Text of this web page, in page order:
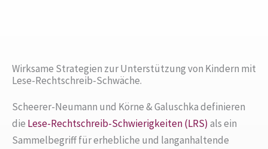
Wirksame Strategien zur Unterstützung von Kindern mit
Lese-Rechtschreib-Schwäche.
Scheerer-Neumann und Körne & Galuschka definieren
die Lese-Rechtschreib-Schwierigkeiten (LRS) als ein
Sammelbegriff für erhebliche und langanhaltende